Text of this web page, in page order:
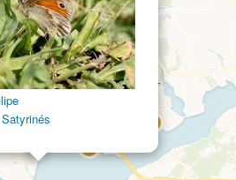
8
2
24
Satyrinés